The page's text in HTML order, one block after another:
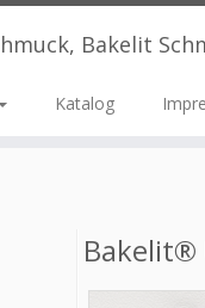
Bakelit
Katalog
Bakelit®